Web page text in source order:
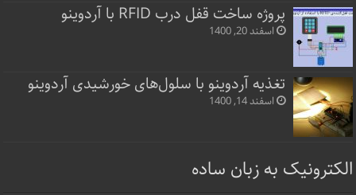
پروژه ساخت قفل‌ درب RFID با آردوینو
اسفند 20, 1400
تغذیه آردوینو با سلول‌های خورشیدی آردوینو
اسفند 14, 1400
الکترونیک به زبان ساده